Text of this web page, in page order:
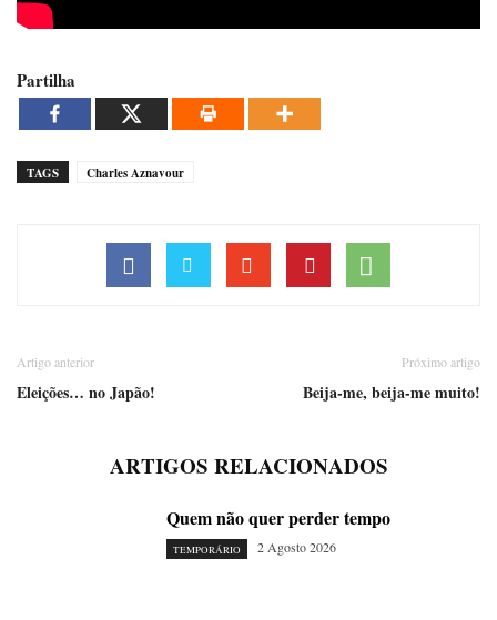
Partilha
TAGS Charles Aznavour
Artigo anterior
Eleições… no Japão!
Próximo artigo
Beija-me, beija-me muito!
ARTIGOS RELACIONADOS
Quem não quer perder tempo
TEMPORÁRIO 2 Agosto 2026